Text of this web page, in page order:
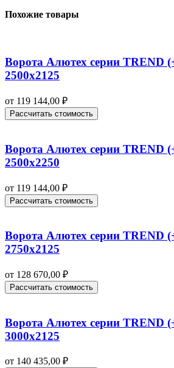
Похожие товары
Ворота Алютех серии TREND
2500х2125
от 119 144,00 ₽
Рассчитать стоимость
Ворота Алютех серии TREND
2500х2250
от 119 144,00 ₽
Рассчитать стоимость
Ворота Алютех серии TREND
2750х2125
от 128 670,00 ₽
Рассчитать стоимость
Ворота Алютех серии TREND
3000х2125
от 140 435,00 ₽